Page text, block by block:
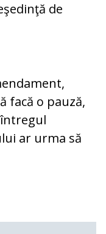
de
facă o pauză,
ar urma să